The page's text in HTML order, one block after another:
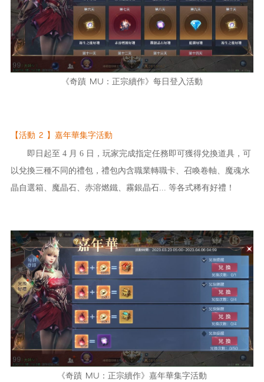
《奇蹟 MU：正宗續作》每日登入活動
【活動 2 】嘉年華集字活動
即日起至 4 月 6 日，玩家完成指定任務即可獲得兌換道具，可
以兌換三種不同的禮包，禮包內含職業轉職卡、召喚卷軸、魔魂水
晶自選箱、魔晶石、赤溶燃鐵、霧銀晶石... 等各式稀有好禮！
《奇蹟 MU：正宗續作》嘉年華集字活動